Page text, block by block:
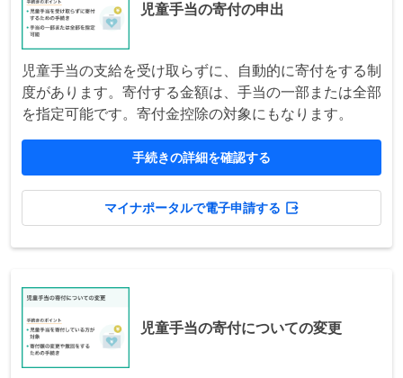
児童手当の寄付の申出
児童手当の支給を受け取らずに、自動的に寄付をする制
度があります。寄付する金額は、手当の一部または全部
を指定可能です。寄付金控除の対象にもなります。
手続きの詳細を確認する
マイナポータルで電子申請する
児童手当の寄付についての変更